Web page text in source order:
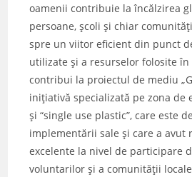
oamenii contribuie la încălzirea
persoane, școli și chiar
spre un viitor eficient din punct
utilizate și a resurselor folosite în
contribui la proiectul de mediu
inițiativă specializată pe zona de
și “single use plastic”, care este
implementării sale și care a avut
excelente la nivel de participare
voluntarilor și a comunității